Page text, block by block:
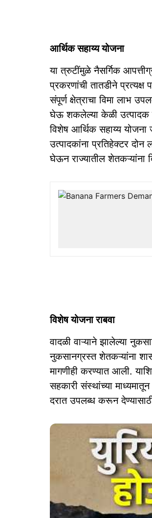
आर्थिक सहाय्य योजना
या त्रुटींमुळे नैसर्गिक
प्रकरणांची तातडीने प्रत्यक्ष
संपूर्ण क्षेत्राचा विमा लाभ
घेऊ शकलेल्या केळी उत्पादक
विशेष आर्थिक सहाय्य योजना
उत्पादकांना प्रतिहेक्टर दोन
घेऊन राज्यातील शेतकऱ्यांना
विशेष योजना राबवा
वादळी वाऱ्याने झालेल्या
नुकसानग्रस्त शेतकऱ्यांना
मागणीही करण्यात आली.
सहकारी संस्थांच्या
दरात उपलब्ध करून देण्यासाठी